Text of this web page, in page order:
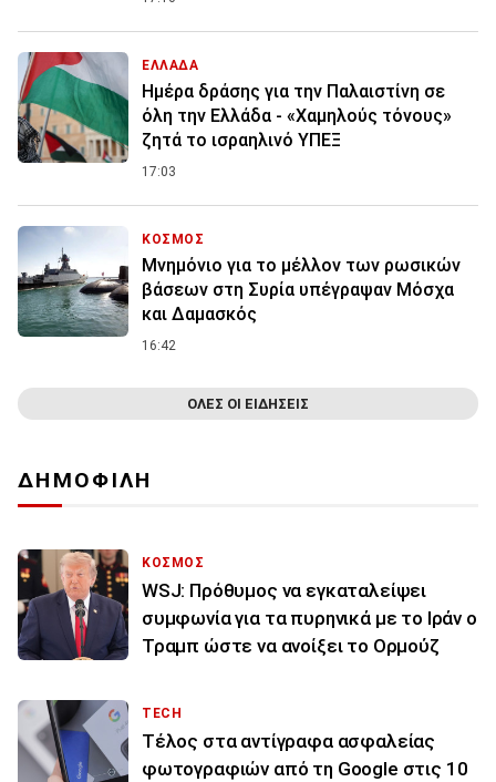
ΕΛΛΑΔΑ
Ημέρα δράσης για την Παλαιστίνη σε
όλη την Ελλάδα - «Χαμηλούς τόνους»
ζητά το ισραηλινό ΥΠΕΞ
17:03
ΚΟΣΜΟΣ
Μνημόνιο για το μέλλον των ρωσικών
βάσεων στη Συρία υπέγραψαν Μόσχα
και Δαμασκός
16:42
ΟΛΕΣ ΟΙ ΕΙΔΗΣΕΙΣ
ΔΗΜΟΦΙΛΗ
ΚΟΣΜΟΣ
WSJ: Πρόθυμος να εγκαταλείψει
συμφωνία για τα πυρηνικά με το Ιράν ο
Τραμπ ώστε να ανοίξει το Ορμούζ
TECH
Τέλος στα αντίγραφα ασφαλείας
φωτογραφιών από τη Google στις 10